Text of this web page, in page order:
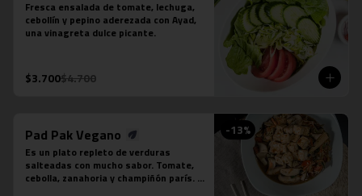
Fresca ensalada de tomate, lechuga,
cebollín y pepino aderezada con Ayad,
una vinagreta dulce picante.
$3.700$4.700
-13%
Pad Pak Vegano
Es un plato repleto de verduras
salteadas con mucho sabor. Tomate,
cebolla, zanahoria y champiñón parís.